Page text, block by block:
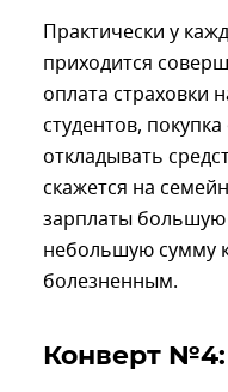
Практически у
приходится
оплата страховки
студентов,
откладывать
скажется на
зарплаты большую
небольшую сумму
болезненным.
Конверт №4: